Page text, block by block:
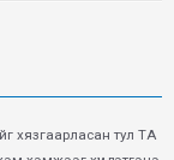
хязгаарласан тул ТА